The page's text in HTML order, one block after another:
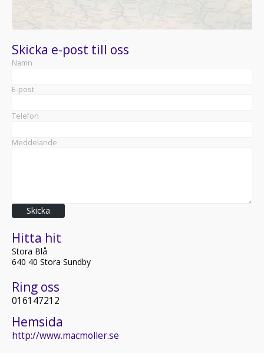
Skicka e-post till oss
Namn
E-post
Telefon
Meddelande
Skicka
Hitta hit
Stora Blå
640 40 Stora Sundby
Ring oss
016147212
Hemsida
http://www.macmoller.se